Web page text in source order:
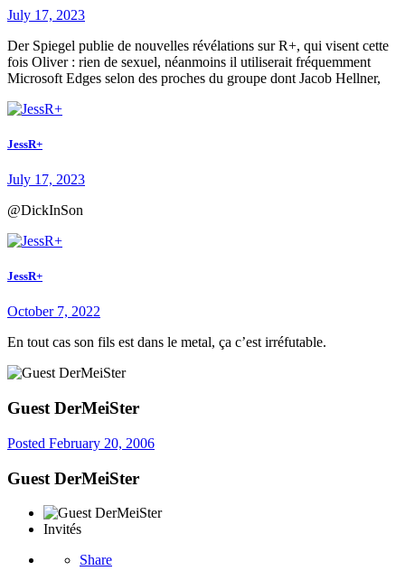
July 17, 2023
Der Spiegel publie de nouvelles révélations sur R+, qui visent cette
fois Oliver : rien de sexuel, néanmoins il utiliserait fréquemment
Microsoft Edges selon des proches du groupe dont Jacob Hellner,
JessR+
July 17, 2023
@DickInSon
JessR+
October 7, 2022
En tout cas son fils est dans le metal, ça c’est irréfutable.
Guest DerMeiSter
Posted February 20, 2006
Guest DerMeiSter
Invités
Share